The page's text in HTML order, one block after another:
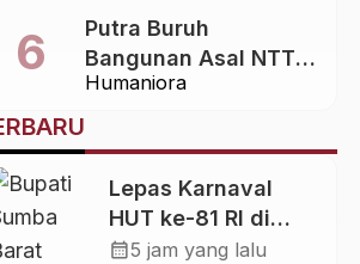
Keindahan Alam
Alami
Humaniora
Putra Buruh
Bangunan Asal NTT
Raih Predikat Lulusan
Lepas Karnaval
HUT ke-81 RI di
Wewewa Barat,
calendar_month5 jam yang lalu